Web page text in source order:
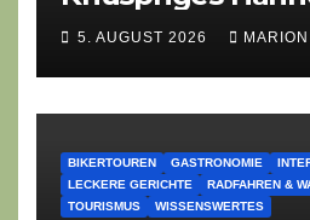
Lauch-Rührei,
5. AUGUST 2026
BIKERTOUREN GASTRONOMIE
LECKERE GERICHTE
RADFAHREN &
TOURISMUS
WISSENSWERTES